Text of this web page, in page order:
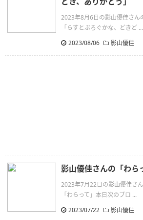
2023年8月6日の影山優佳さん
「らすとぶろぐかな、どきど ...
2023/08/06
影山優佳
影山優佳さんの「わら
2023年7月22日の影山優佳さ
「わらって」本日次のブロ ...
2023/07/22
影山優佳